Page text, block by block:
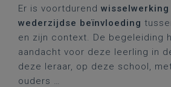
Er is voortdurend wisselwerking
wederzijdse beïnvloeding
en zijn context. De begeleiding
aandacht voor deze leerling in
deze leraar, op deze school,
ouders …